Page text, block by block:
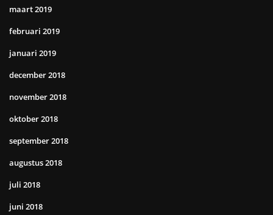
maart 2019
februari 2019
januari 2019
december 2018
november 2018
oktober 2018
september 2018
augustus 2018
juli 2018
juni 2018